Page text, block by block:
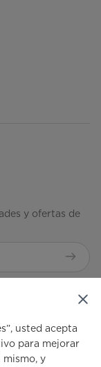
y ofertas de
Términos-de-Uso
Simply ideal
usted acepta
para mejorar
mismo, y